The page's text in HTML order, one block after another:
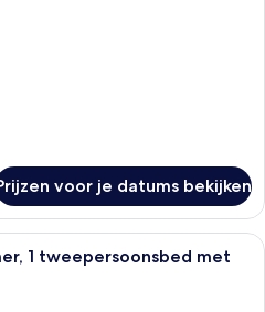
voor je datums bekijken
Een badkamer met een wastafel,
1 tweepersoonsbed met